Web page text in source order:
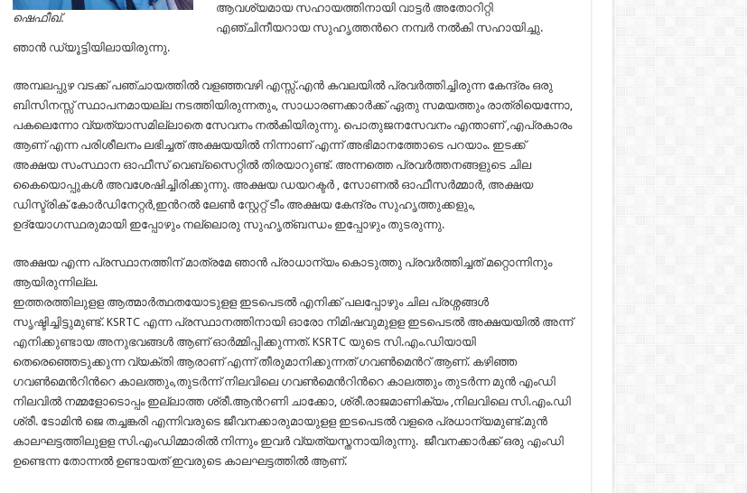
ഷെഫീഖ്.
ആവശ്യമായ സഹായത്തിനായി വാട്ടര്‍ അതോറിറ്റി
എഞ്ചിനീയറായ സുഹൃത്തന്‍റെ നമ്പര്‍ നല്‍കി സഹായിച്ചു.
ഞാന്‍ ഡ്യൂട്ടിയിലായിരുന്നു.
അമ്പലപ്പുഴ വടക്ക് പഞ്ചായത്തില്‍ വളഞ്ഞവഴി എസ്സ്‌.എന്‍ കവലയില്‍ പ്രവര്‍ത്തിച്ചിരുന്ന കേന്ദ്രം ഒരു
ബിസിനസ്സ് സ്ഥാപനമായല്ല നടത്തിയിരുന്നതും, സാധാരണക്കാര്‍ക്ക് ഏതു സമയത്തും രാത്രിയെന്നോ,
പകലെന്നോ വ്യത്യാസമില്ലാതെ സേവനം നല്‍കിയിരുന്നു. പൊതുജനസേവനം എന്താണ് ,എപ്രകാരം
ആണ് എന്ന പരിശീലനം ലഭിച്ചത് അക്ഷയയില്‍ നിന്നാണ് എന്ന് അഭിമാനത്തോടെ പറയാം. ഇടക്ക്
അക്ഷയ സംസ്ഥാന ഓഫീസ് വെബ്സൈറ്റില്‍ തിരയാറുണ്ട്. അന്നത്തെ പ്രവര്‍ത്തനങ്ങളുടെ ചില
കൈയൊപ്പുകള്‍ അവശേഷിച്ചിരിക്കുന്നു. അക്ഷയ ഡയറക്ടര്‍ , സോണല്‍ ഓഫീസര്‍മ്മാര്‍, അക്ഷയ
ഡിസ്ട്രിക് കോര്‍ഡിനേറ്റര്‍,ഇന്‍റല്‍ ലേണ്‍ സ്റ്റേറ്റ് ടീം അക്ഷയ കേന്ദ്രം സുഹൃത്തുക്കളും,
ഉദ്യോഗസ്ഥരുമായി ഇപ്പോഴും നല്ലൊരു സുഹൃത്ബന്ധം ഇപ്പോഴും തുടരുന്നു.
അക്ഷയ എന്ന പ്രസ്ഥാനത്തിന് മാത്രമേ ഞാന്‍ പ്രാധാന്യം കൊടുത്തു പ്രവര്‍ത്തിച്ചത് മറ്റൊന്നിനും
ആയിരുന്നില്ല.
ഇത്തരത്തിലുളള ആത്മാര്‍ത്ഥതയോടുളള ഇടപെടല്‍ എനിക്ക് പലപ്പോഴും ചില പ്രശ്നങ്ങള്‍
സൃഷ്ടിച്ചിട്ടുമുണ്ട്. KSRTC എന്ന പ്രസ്ഥാനത്തിനായി ഓരോ നിമിഷവുമുളള ഇടപെടല്‍ അക്ഷയയില്‍ അന്ന്
എനിക്കുണ്ടായ അനുഭവങ്ങള്‍ ആണ് ഓര്‍മ്മിപ്പിക്കുന്നത്. KSRTC യുടെ സി.എം.ഡിയായി
തെരെഞ്ഞെടുക്കുന്ന വ്യക്തി ആരാണ് എന്ന് തീരുമാനിക്കുന്നത് ഗവണ്‍മെന്‍റ് ആണ്. കഴിഞ്ഞ
ഗവണ്‍മെന്‍റിന്‍റെ കാലത്തും,തുടര്‍ന്ന് നിലവിലെ ഗവണ്‍മെന്‍റിന്‍റെ കാലത്തും തുടര്‍ന്ന മുന്‍ എംഡി
നിലവില്‍ നമ്മളോടൊപ്പം ഇല്ലാത്ത ശ്രീ.ആന്‍റണി ചാക്കോ, ശ്രീ.രാജമാണിക്യം ,നിലവിലെ സി.എം.ഡി
ശ്രീ. ടോമിന്‍ ജെ തച്ചങ്കരി എന്നിവരുടെ ജീവനക്കാരുമായുളള ഇടപെടല്‍ വളരെ പ്രധാന്യമുണ്ട്.മുന്‍
കാലഘട്ടത്തിലുളള സി.എംഡിമ്മാരില്‍ നിന്നും ഇവർ വ്യത്യസ്തനായിരുന്നു. ജീവനക്കാര്‍ക്ക് ഒരു എംഡി
ഉണ്ടെന്ന തോന്നല്‍ ഉണ്ടായത് ഇവരുടെ കാലഘട്ടത്തില്‍ ആണ്.